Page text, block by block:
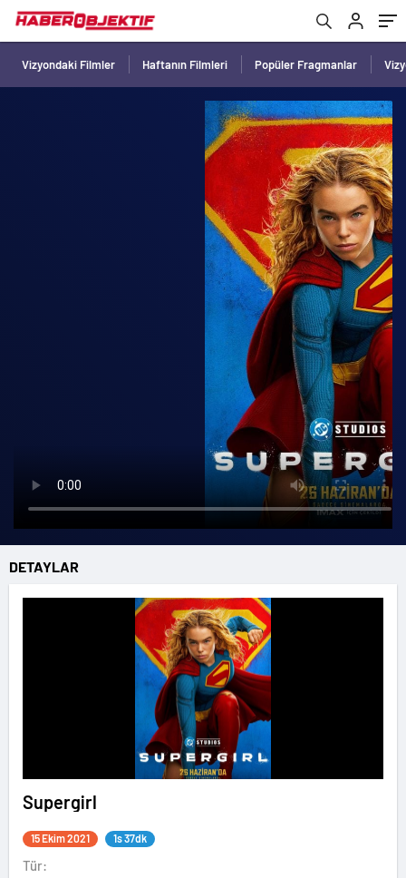
Vizyondaki Filmler Haftanın Filmleri Popüler Fragmanlar
DETAYLAR
Supergirl
15 Ekim 2021 1s 37dk
Tür: